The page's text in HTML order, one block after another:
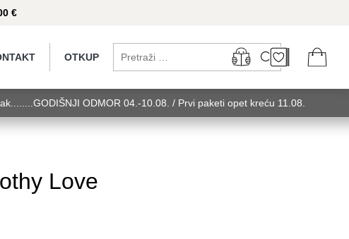
€
OTKUP
ODMOR 04.-10.08. / Prvi paketi opet kreću 11.08.
utorak........GODIŠNJI ODMOR 04.-10.08. / Prvi paketi opet kreću
11.08. utorak........GODIŠNJI ODMOR 0
Love